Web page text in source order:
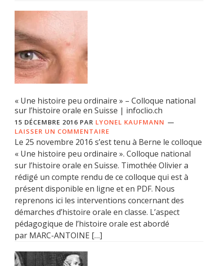
« Une histoire peu ordinaire » – Colloque national
sur l’histoire orale en Suisse | infoclio.ch
15 DÉCEMBRE 2016 PAR LYONEL KAUFMANN
LAISSER UN COMMENTAIRE
Le 25 novembre 2016 s’est tenu à Berne le colloque
« Une histoire peu ordinaire ». Colloque national
sur l’histoire orale en Suisse. Timothée Olivier a
rédigé un compte rendu de ce colloque qui est à
présent disponible en ligne et en PDF. Nous
reprenons ici les interventions concernant des
démarches d’histoire orale en classe. L’aspect
pédagogique de l’histoire orale est abordé
par MARC-ANTOINE […]